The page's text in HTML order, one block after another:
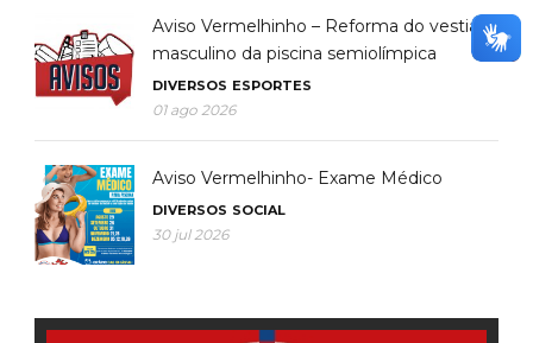
Aviso Vermelhinho – Reforma do vestiário
masculino da piscina semiolímpica
DIVERSOS ESPORTES
01 ago 2026
Aviso Vermelhinho- Exame Médico
DIVERSOS SOCIAL
30 jul 2026